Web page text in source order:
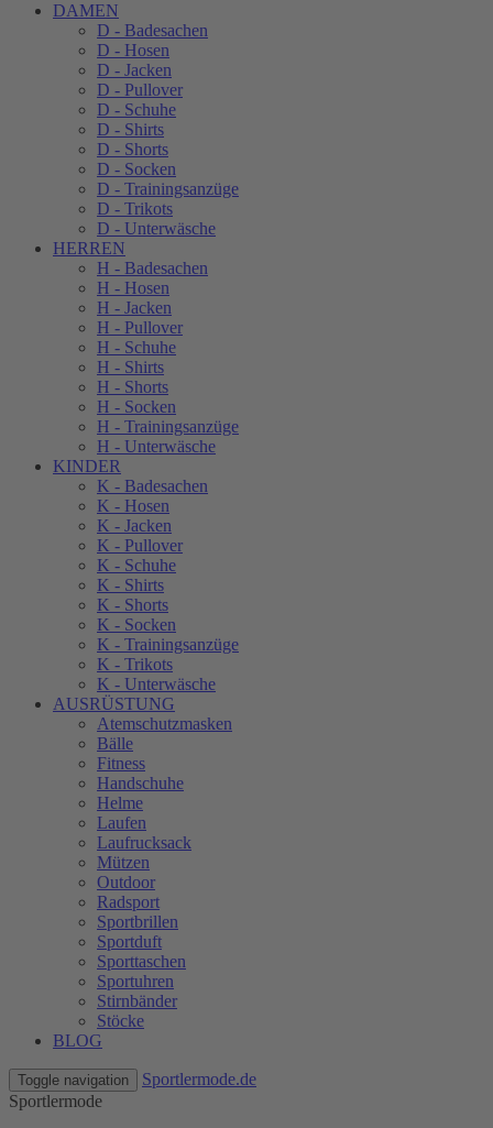
DAMEN
D - Badesachen
D - Hosen
D - Jacken
D - Pullover
D - Schuhe
D - Shirts
D - Shorts
D - Socken
D - Trainingsanzüge
D - Trikots
D - Unterwäsche
HERREN
H - Badesachen
H - Hosen
H - Jacken
H - Pullover
H - Schuhe
H - Shirts
H - Shorts
H - Socken
H - Trainingsanzüge
H - Unterwäsche
KINDER
K - Badesachen
K - Hosen
K - Jacken
K - Pullover
K - Schuhe
K - Shirts
K - Shorts
K - Socken
K - Trainingsanzüge
K - Trikots
K - Unterwäsche
AUSRÜSTUNG
Atemschutzmasken
Bälle
Fitness
Handschuhe
Helme
Laufen
Laufrucksack
Mützen
Outdoor
Radsport
Sportbrillen
Sportduft
Sporttaschen
Sportuhren
Stirnbänder
Stöcke
BLOG
Toggle navigation
Sportlermode.de
Sportlermode